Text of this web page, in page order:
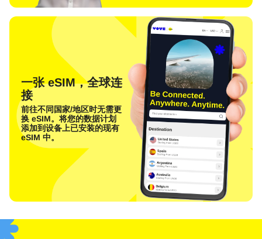
一张 eSIM，全球连
接
前往不同国家/地区时无需更
换 eSIM。将您的数据计划
添加到设备上已安装的现有
eSIM 中。